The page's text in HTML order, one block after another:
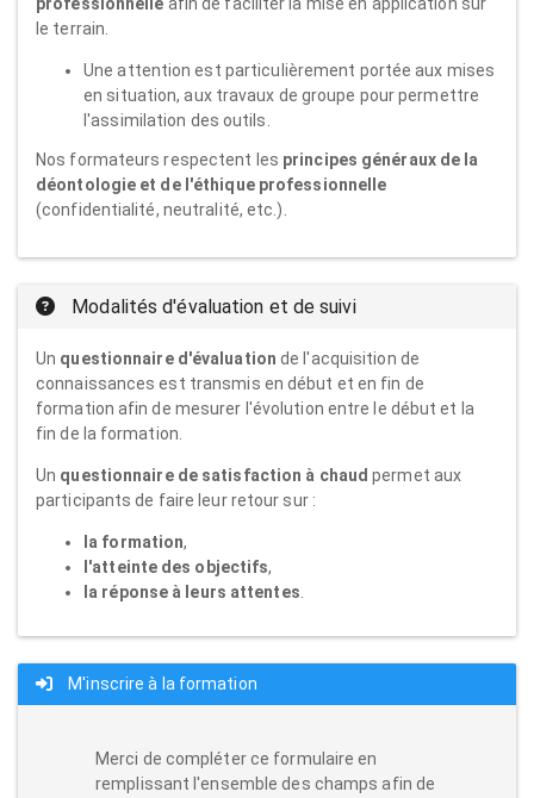
le terrain.
Une attention est particulièrement portée aux mises
en situation, aux travaux de groupe pour permettre
l'assimilation des outils.
Nos formateurs respectent les principes généraux de la
déontologie et de l'éthique professionnelle
(confidentialité, neutralité, etc.).
Modalités d'évaluation et de suivi
Un questionnaire d'évaluation de l'acquisition de
connaissances est transmis en début et en fin de
formation afin de mesurer l'évolution entre le début et la
fin de la formation.
Un questionnaire de satisfaction à chaud permet aux
participants de faire leur retour sur :
la formation,
l'atteinte des objectifs,
la réponse à leurs attentes
M'inscrire à la formation
Merci de compléter ce formulaire en
remplissant l'ensemble des champs afin de